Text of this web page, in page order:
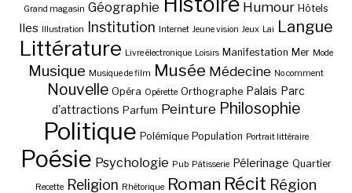
Grand magasin Géographie Humour Hôtels
Iles Illustration Institution Internet Jeune vision Jeux Lai Langue
Littérature Livre électronique Loisirs Manifestation Mer Mode
Musique Musique de film Musée Médecine No comment
Nouvelle Opéra Opérette Orthographe Palais Parc
d'attractions Parfum Peinture Philosophie
Politique Polémique Population Portrait littéraire
Poésie Psychologie Pub Pâtisserie Pélerinage Quartier
Recette Religion Rhétorique Roman Récit Région